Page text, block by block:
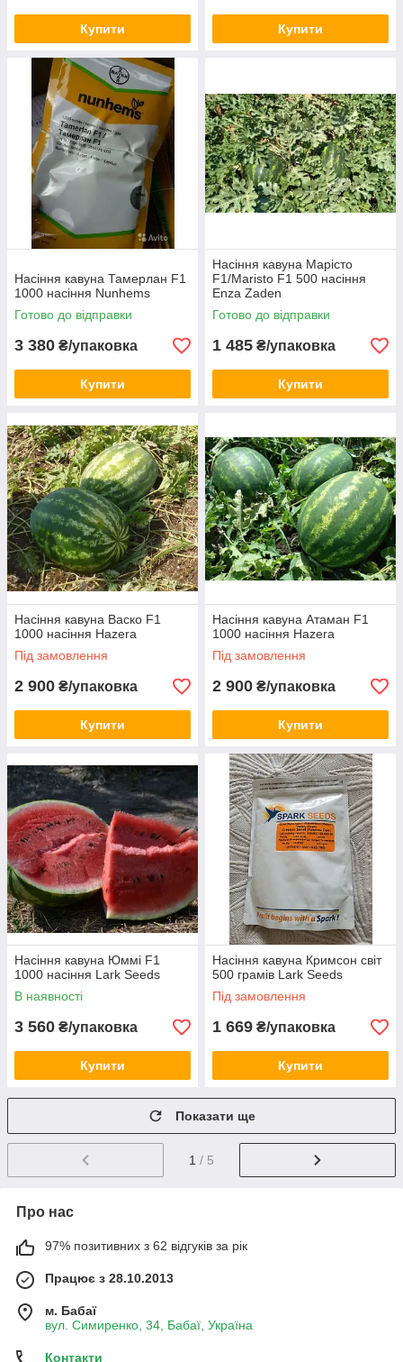
Купити Купити
Насіння кавуна Тамерлан F1
1000 насіння Nunhems
Готово до відправки
3 380 ₴/упаковка
Купити
Насіння кавуна Марісто
F1/Maristo F1 500 насіння
Enza Zaden
Готово до відправки
1 485 ₴/упаковка
Купити
Насіння кавуна Васко F1
1000 насіння Hazera
Під замовлення
2 900 ₴/упаковка
Купити
Насіння кавуна Атаман F1
1000 насіння Hazera
Під замовлення
2 900 ₴/упаковка
Купити
Насіння кавуна Юммі F1
1000 насіння Lark Seeds
В наявності
3 560 ₴/упаковка
Купити
Насіння кавуна Кримсон світ
500 грамів Lark Seeds
Під замовлення
1 669 ₴/упаковка
Купити
Показати ще
1 / 5
Про нас
97% позитивних з 62 відгуків за рік
Працює з 28.10.2013
м. Бабаї
вул. Симиренко, 34, Бабаї, Україна
Контакти